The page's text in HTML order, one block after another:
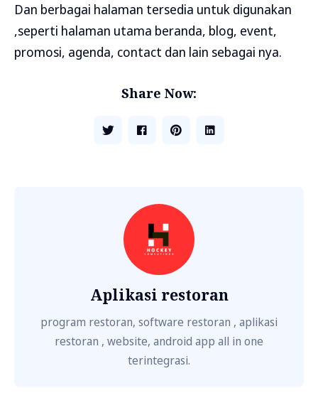
Dan berbagai halaman tersedia untuk digunakan
,seperti halaman utama beranda, blog, event,
promosi, agenda, contact dan lain sebagai nya.
Share Now:
Aplikasi restoran
program restoran, software restoran , aplikasi
restoran , website, android app all in one
terintegrasi.